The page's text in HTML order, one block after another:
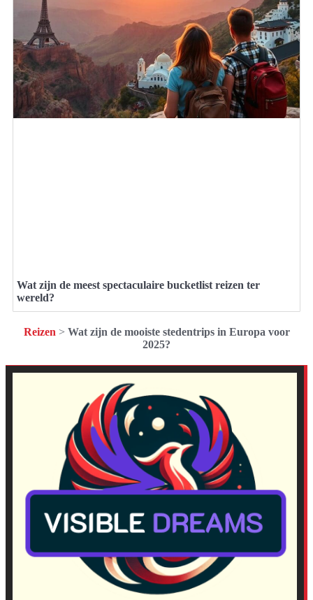
Wat zijn de meest spectaculaire bucketlist reizen ter
wereld?
Reizen > Wat zijn de mooiste stedentrips in Europa voor
2025?